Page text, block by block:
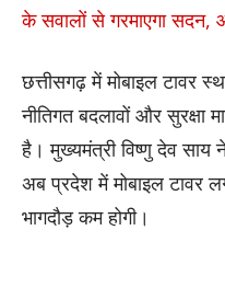
के सवालों से गरमाएगा
छत्तीसगढ़ में मोबाइल टावर
नीतिगत बदलावों और सुरक्षा
है। मुख्यमंत्री विष्णु देव साय
अब प्रदेश में मोबाइल टावर
भागदौड़ कम होगी।